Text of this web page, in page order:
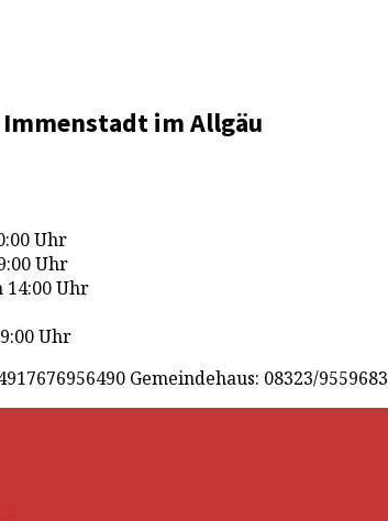
im Allgäu
Uhr
Uhr
Uhr
Uhr
Gemeindehaus: 08323/9559683